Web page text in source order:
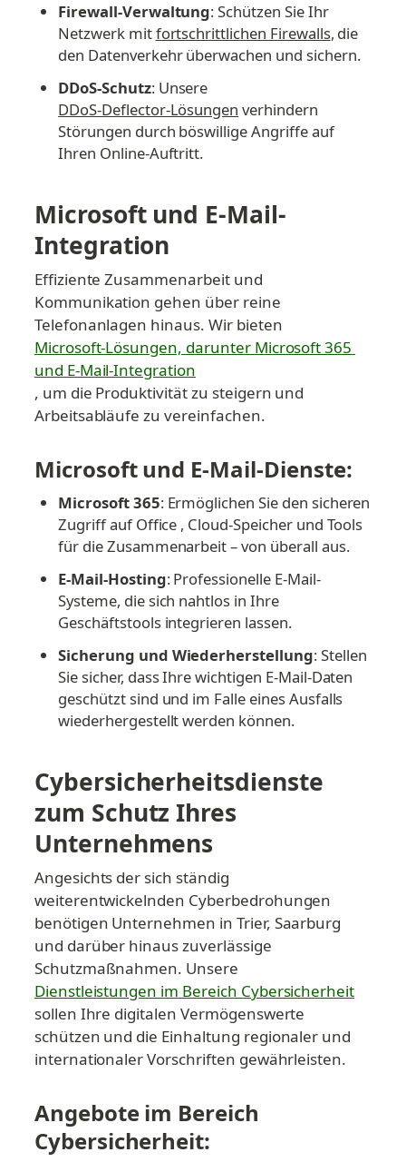
Firewall-Verwaltung: Schützen Sie Ihr
Netzwerk mit fortschrittlichen Firewalls, die
den Datenverkehr überwachen und sichern.
DDoS-Schutz: Unsere
DDoS-Deflector-Lösungen verhindern
Störungen durch böswillige Angriffe auf
Ihren Online-Auftritt.
Microsoft und E-Mail-
Integration
Effiziente Zusammenarbeit und
Kommunikation gehen über reine
Telefonanlagen hinaus. Wir bieten
Microsoft-Lösungen, darunter Microsoft 365
und E-Mail-Integration
, um die Produktivität zu steigern und
Arbeitsabläufe zu vereinfachen.
Microsoft und E-Mail-Dienste:
Microsoft 365: Ermöglichen Sie den sicheren
Zugriff auf Office , Cloud-Speicher und Tools
für die Zusammenarbeit – von überall aus.
E-Mail-Hosting: Professionelle E-Mail-
Systeme, die sich nahtlos in Ihre
Geschäftstools integrieren lassen.
Sicherung und Wiederherstellung: Stellen
Sie sicher, dass Ihre wichtigen E-Mail-Daten
geschützt sind und im Falle eines Ausfalls
wiederhergestellt werden können.
Cybersicherheitsdienste
zum Schutz Ihres
Unternehmens
Angesichts der sich ständig
weiterentwickelnden Cyberbedrohungen
benötigen Unternehmen in Trier, Saarburg
und darüber hinaus zuverlässige
Schutzmaßnahmen. Unsere
Dienstleistungen im Bereich Cybersicherheit
sollen Ihre digitalen Vermögenswerte
schützen und die Einhaltung regionaler und
internationaler Vorschriften gewährleisten.
Angebote im Bereich
Cybersicherheit: